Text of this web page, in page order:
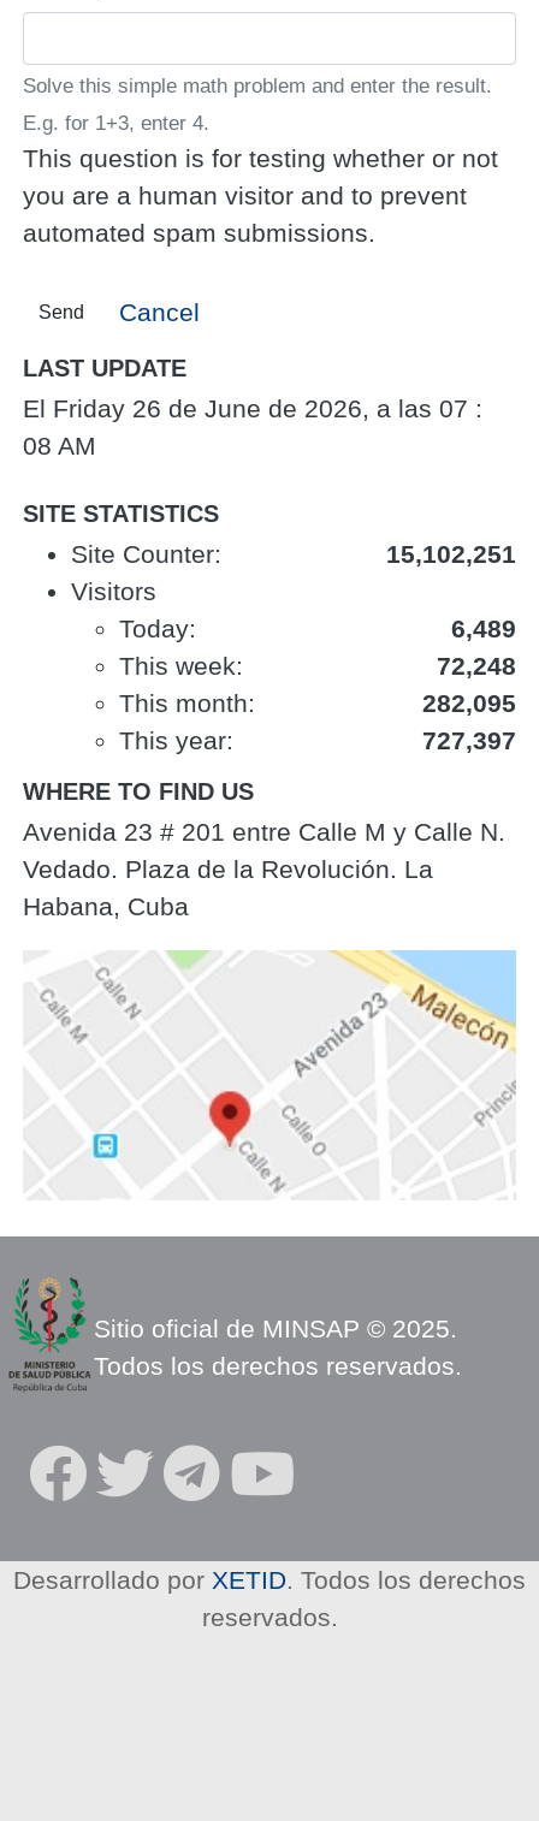
Solve this simple math problem and enter the result.
E.g. for 1+3, enter 4.
This question is for testing whether or not
you are a human visitor and to prevent
automated spam submissions.
Send Cancel
LAST UPDATE
El Friday 26 de June de 2026, a las 07 :
08 AM
SITE STATISTICS
Site Counter:
15,102,251
Visitors
Today:
6,489
This week:
72,248
This month:
282,095
This year:
727,397
WHERE TO FIND US
Avenida 23 # 201 entre Calle M y Calle N.
Vedado. Plaza de la Revolución. La
Habana, Cuba
Sitio oficial de MINSAP © 2025.
Todos los derechos reservados.
S
Desarrollado por XETID. Todos los derechos
reservados.